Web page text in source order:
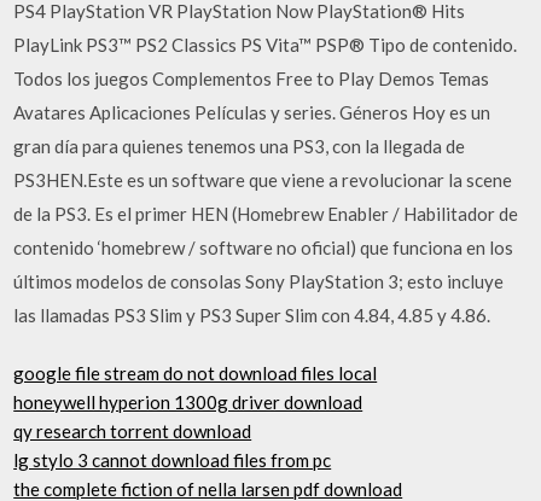
PS4 PlayStation VR PlayStation Now PlayStation® Hits
PlayLink PS3™ PS2 Classics PS Vita™ PSP® Tipo de contenido.
Todos los juegos Complementos Free to Play Demos Temas
Avatares Aplicaciones Películas y series. Géneros Hoy es un
gran día para quienes tenemos una PS3, con la llegada de
PS3HEN.Este es un software que viene a revolucionar la scene
de la PS3. Es el primer HEN (Homebrew Enabler / Habilitador de
contenido ‘homebrew / software no oficial) que funciona en los
últimos modelos de consolas Sony PlayStation 3; esto incluye
las llamadas PS3 Slim y PS3 Super Slim con 4.84, 4.85 y 4.86.
google file stream do not download files local
honeywell hyperion 1300g driver download
qy research torrent download
lg stylo 3 cannot download files from pc
the complete fiction of nella larsen pdf download